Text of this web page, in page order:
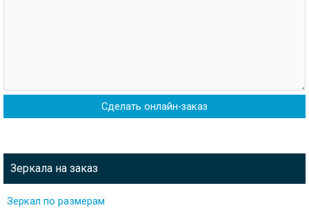
Зеркала на заказ
Зеркал по размерам